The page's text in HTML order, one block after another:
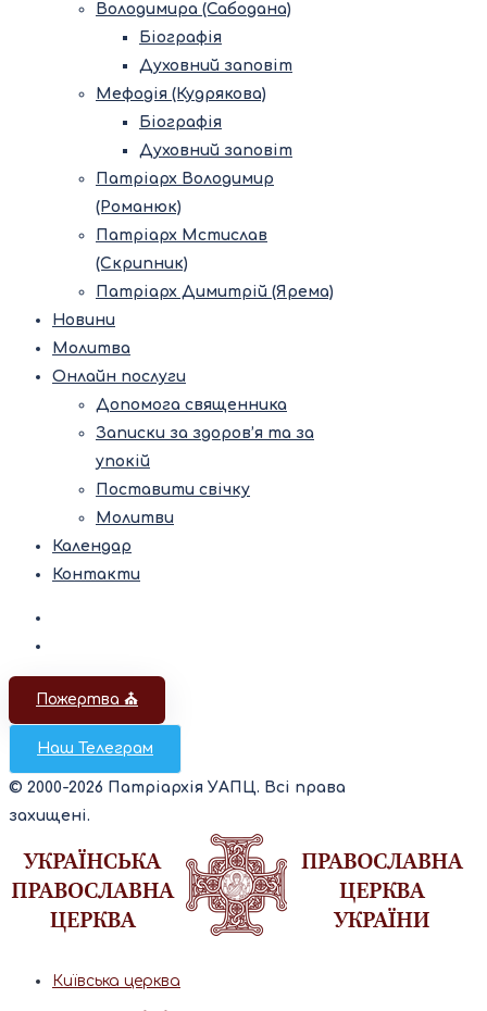
Володимира (Сабодана)
Біографія
Духовний заповіт
Мефодія (Кудрякова)
Біографія
Духовний заповіт
Патріарх Володимир
(Романюк)
Патріарх Мстислав
(Скрипник)
Патріарх Димитрій (Ярема)
Новини
Молитва
Онлайн послуги
Допомога священника
Записки за здоров’я та за
упокій
Поставити свічку
Молитви
Календар
Контакти
Пожертва ⛪️
Наш Телеграм
© 2000-2026 Патріархія УАПЦ. Всі права
захищені.
Київська церква